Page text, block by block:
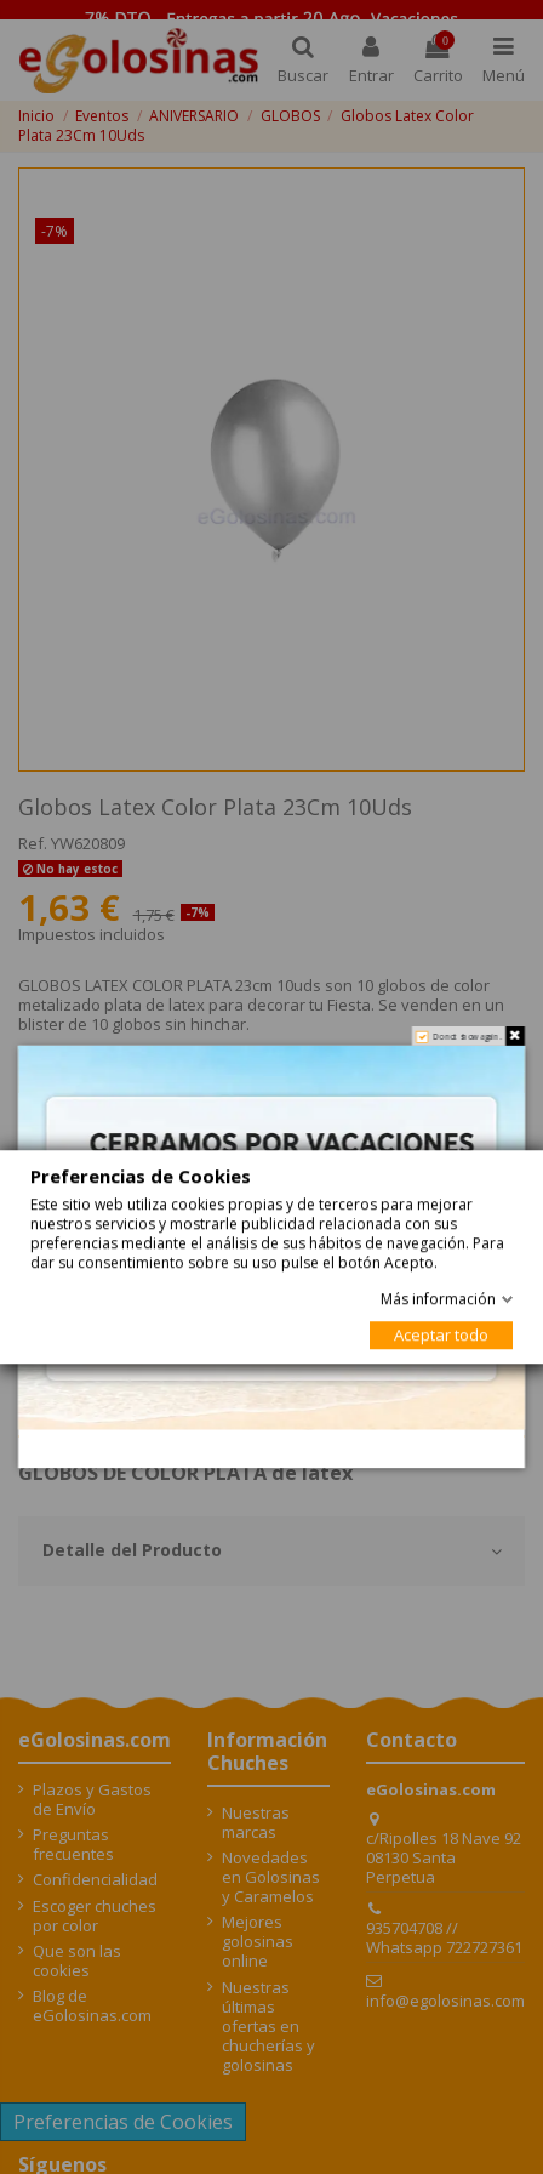
Buscar Entrar
0
Carrito Menú
Inicio Eventos ANIVERSARIO GLOBOS
Globos Latex Color
Plata 23Cm 10Uds
-7%
Globos Latex Color Plata 23Cm 10Uds
Ref. YW620809
No hay estoc
1,63 € 1,75 € -7%
Impuestos incluidos
GLOBOS LATEX COLOR PLATA 23cm 10uds son 10 globos de color
metalizado plata de latex para decorar tu Fiesta. Se venden en un
blister de 10 globos sin hinchar.
Añadir
Plata
GLOBOS DE COLOR PLATA de látex
Detalle del Producto
eGolosinas.com
Plazos y Gastos
de Envío
Preguntas
frecuentes
Confidencialidad
Escoger chuches
por color
Que son las
cookies
Blog de
eGolosinas.com
Información
Chuches
Nuestras
marcas
Novedades
en Golosinas
y Caramelos
Mejores
golosinas
online
Nuestras
últimas
ofertas en
chucherías y
golosinas
Contacto
eGolosinas.com
c/Ripolles 18 Nave 92
08130 Santa
Perpetua
935704708 //
Whatsapp 722727361
info@egolosinas.com
Preferencias de Cookies
Síguenos
Do not show again.
Preferencias de Cookies
Este sitio web utiliza cookies propias y de terceros para mejorar
nuestros servicios y mostrarle publicidad relacionada con sus
preferencias mediante el análisis de sus hábitos de navegación. Para
dar su consentimiento sobre su uso pulse el botón Acepto.
Más información
Aceptar todo